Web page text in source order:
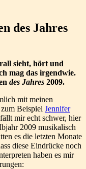
des Jahres
sieht, hört und
mag das irgendwie.
des Jahres 2009.
mit meinen
Beispiel Jennifer
mir echt schwer, hier
2009 musikalisch
es die letzten Monate
diese Eindrücke noch
haben es mir